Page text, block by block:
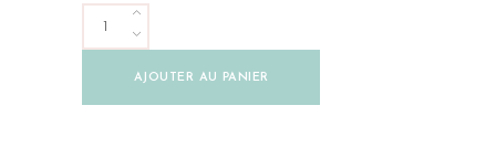
Illustration
Boîte
AJOUTER AU PANIER